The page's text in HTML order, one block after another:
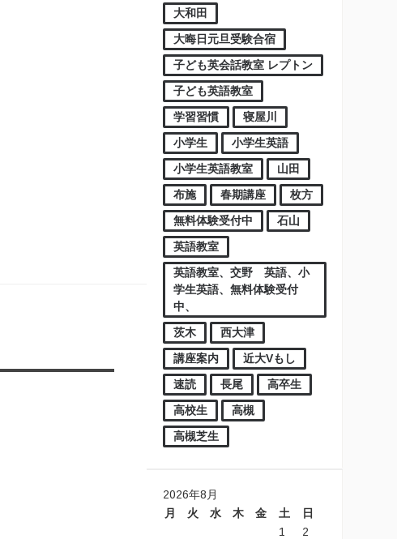
大和田
大晦日元旦受験合宿
子ども英会話教室 レプトン
子ども英語教室
学習習慣
寝屋川
小学生
小学生英語
小学生英語教室
山田
布施
春期講座
枚方
無料体験受付中
石山
英語教室
英語教室、交野 英語、小
学生英語、無料体験受付
中、
茨木
西大津
講座案内
近大Vもし
速読
長尾
高卒生
高校生
高槻
高槻芝生
2026年8月
月
火 水 木 金 土 日
1
2